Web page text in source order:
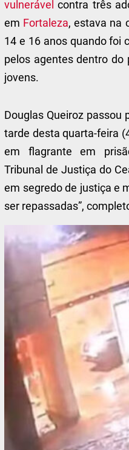
vulnerável contra três
em Fortaleza, estava na
14 e 16 anos quando foi
pelos agentes dentro
jovens.
Douglas Queiroz passou
tarde desta quarta-feira
em flagrante em
Tribunal de Justiça do
em segredo de justiça e
ser repassadas”,